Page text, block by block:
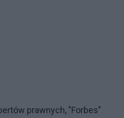
prawnych, "Forbes"